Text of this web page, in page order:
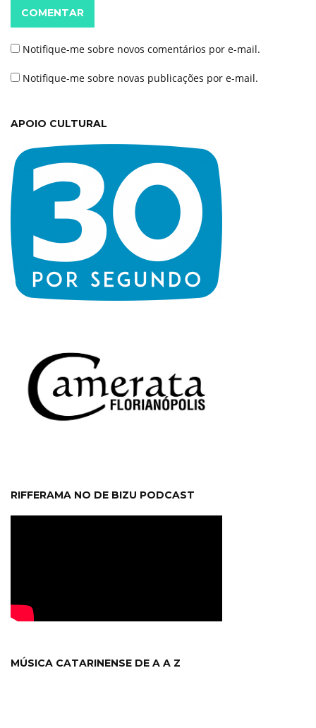
COMENTAR
Notifique-me sobre novos comentários por e-mail.
Notifique-me sobre novas publicações por e-mail.
APOIO CULTURAL
RIFFERAMA NO DE BIZU PODCAST
MÚSICA CATARINENSE DE A A Z